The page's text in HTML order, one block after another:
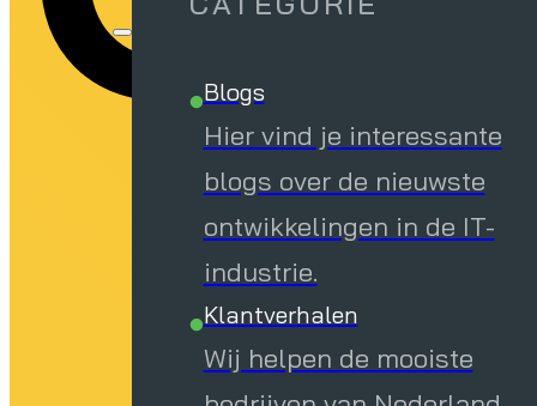
Blogs
Hier vind je interessante
blogs over de nieuwste
ontwikkelingen in de IT-
industrie.
Klantverhalen
Wij helpen de mooiste